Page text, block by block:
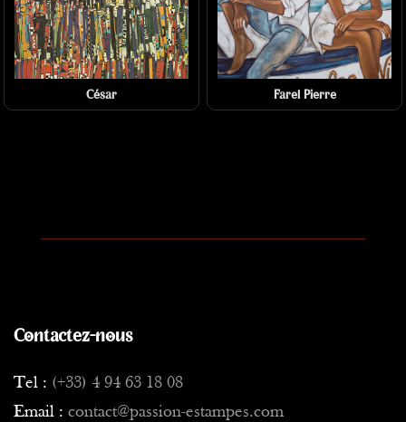
César Farel Pierre
Contactez-nous
Tel : (+33) 4 94 63 18 08
Email : contact@passion-estampes.com